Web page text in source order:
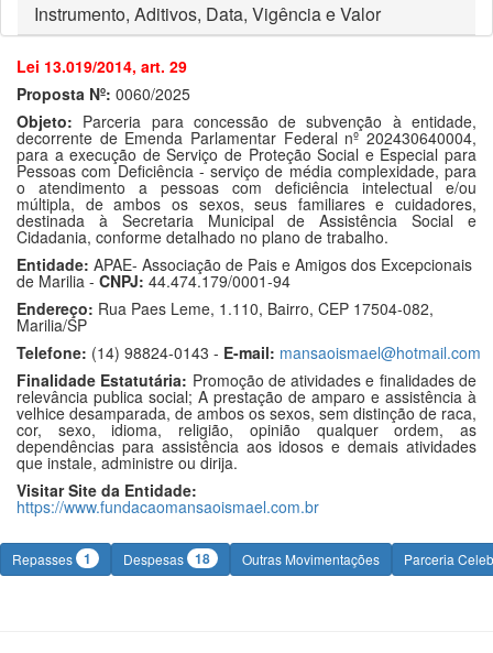
Instrumento, Aditivos, Data, Vigência e Valor
Lei 13.019/2014, art. 29
Proposta Nº: 0060/2025
Objeto: Parceria para concessão de subvenção à entidade,
decorrente de Emenda Parlamentar Federal nº 202430640004,
para a execução de Serviço de Proteção Social e Especial para
Pessoas com Deficiência - serviço de média complexidade, para
o atendimento a pessoas com deficiência intelectual e/ou
múltipla, de ambos os sexos, seus familiares e cuidadores,
destinada à Secretaria Municipal de Assistência Social e
Cidadania, conforme detalhado no plano de trabalho.
Entidade: APAE- Associação de Pais e Amigos dos Excepcionais
de Marilia - CNPJ: 44.474.179/0001-94
Endereço: Rua Paes Leme, 1.110, Bairro, CEP 17504-082,
Marilia/SP
Telefone: (14) 98824-0143 - E-mail: mansaoismael@hotmail.com
Finalidade Estatutária: Promoção de atividades e finalidades de
relevância publica social; A prestação de amparo e assistência à
velhice desamparada, de ambos os sexos, sem distinção de raca,
cor, sexo, idioma, religião, opinião qualquer ordem, as
dependências para assistência aos idosos e demais atividades
que instale, administre ou dirija.
Visitar Site da Entidade:
https://www.fundacaomansaoismael.com.br
Repasses 1 Despesas 18 Outras Movimentações Parceria